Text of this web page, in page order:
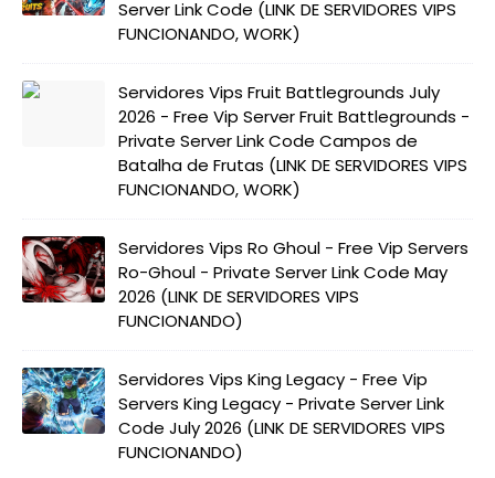
Server Link Code (LINK DE SERVIDORES VIPS
FUNCIONANDO, WORK)
Servidores Vips Fruit Battlegrounds July
2026 - Free Vip Server Fruit Battlegrounds -
Private Server Link Code Campos de
Batalha de Frutas (LINK DE SERVIDORES VIPS
FUNCIONANDO, WORK)
Servidores Vips Ro Ghoul - Free Vip Servers
Ro-Ghoul - Private Server Link Code May
2026 (LINK DE SERVIDORES VIPS
FUNCIONANDO)
Servidores Vips King Legacy - Free Vip
Servers King Legacy - Private Server Link
Code July 2026 (LINK DE SERVIDORES VIPS
FUNCIONANDO)